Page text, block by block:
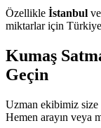
Özellikle İstanbul
miktarlar için
Kumaş
Geçin
Uzman ekibimiz size
Hemen arayın veya